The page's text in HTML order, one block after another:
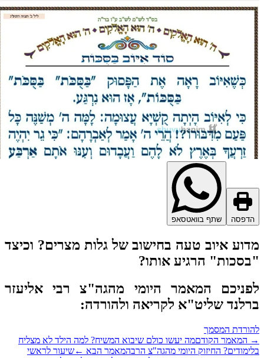
שתף בוואטסאפ
איוב טעה בחישוב של גלות מצרים? וכיצד
הרגיע אותו?
המאמר היומי מהגה"צ רבי אליעזר
שליט"א לקריאה ולהורדה:
המסמך
המאמר הקודםמה יעשו כולם שיבוא המשיח? למה הילד לא מצליח
החיזוק היומי מהגה"צ הרבהמאמר הבא ← שיעור לראשי